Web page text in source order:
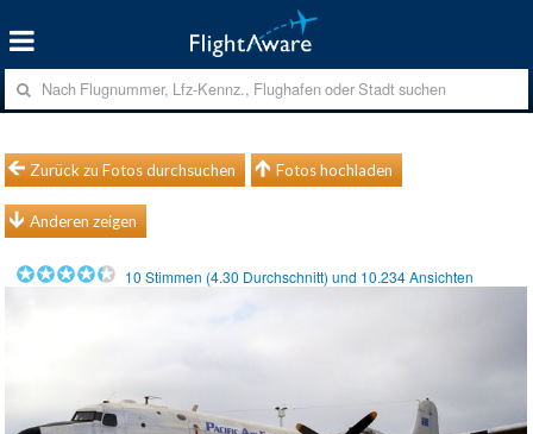
Zurück zu Fotos durchsuchen Fotos hochladen
Anderen zeigen
10 Stimmen (4.30 Durchschnitt) und 10.234Ansichten